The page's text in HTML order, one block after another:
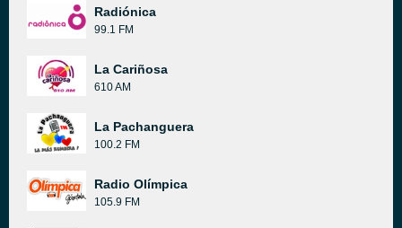
Radiónica
99.1 FM
La Cariñosa
610 AM
La Pachanguera
100.2 FM
Radio Olímpica
105.9 FM